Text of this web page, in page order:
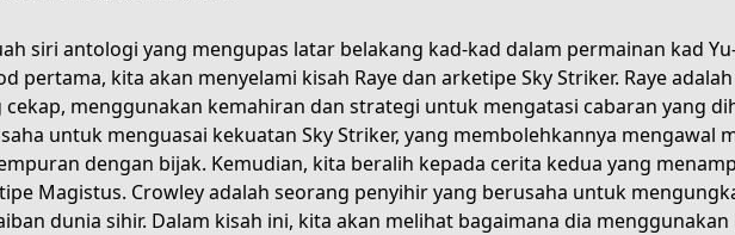
43f0-ab2c-c144debcae87
siri antologi yang mengupas latar belakang kad-kad dalam permainan kad
pertama, kita akan menyelami kisah Raye dan arketipe Sky Striker. Raye
cekap, menggunakan kemahiran dan strategi untuk mengatasi cabaran yang
untuk menguasai kekuatan Sky Striker, yang membolehkannya mengawal
dengan bijak. Kemudian, kita beralih kepada cerita kedua yang
Magistus. Crowley adalah seorang penyihir yang berusaha untuk
dunia sihir. Dalam kisah ini, kita akan melihat bagaimana dia